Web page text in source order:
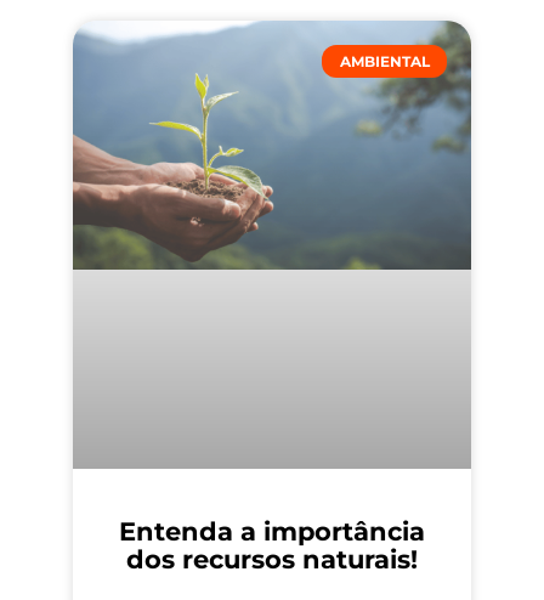
AMBIENTAL
Entenda a importância
dos recursos naturais!